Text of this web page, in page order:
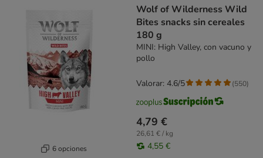
6 opciones
Wolf of Wilderness Wild
Bites snacks sin cereales
180 g
MINI: High Valley, con vacuno y
pollo
4,79 €
26,61 € / kg
4,55 €
Valorar: 4.6/5 (550)